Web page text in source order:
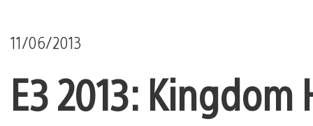
11/06/2013
E3 2013: